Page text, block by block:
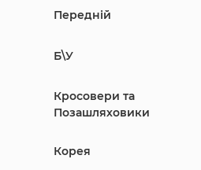
Передній
Б\У
Кросовери та
Позашляховики
Корея